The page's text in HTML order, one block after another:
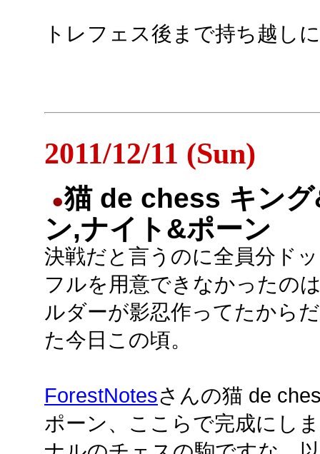
トレフェス後まで持ち越し
2011/12/11 (Sun)
●猫 de chess キン
ン,ナイト&ポーン
決戦だと言うのに全員分ド
フルを用意できなかったの
ルダーが影忍作ってたから
た今日この頃。
ForestNotesさんの猫 de
ポーン、ここらで完成にし